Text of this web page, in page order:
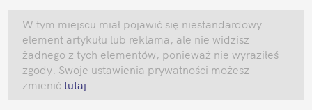
W tym miejscu miał pojawić się niestandardowy
element artykułu lub reklama, ale nie widzisz
żadnego z tych elementów, ponieważ nie wyraziłeś
zgody. Swoje ustawienia prywatności możesz
zmienić tutaj.